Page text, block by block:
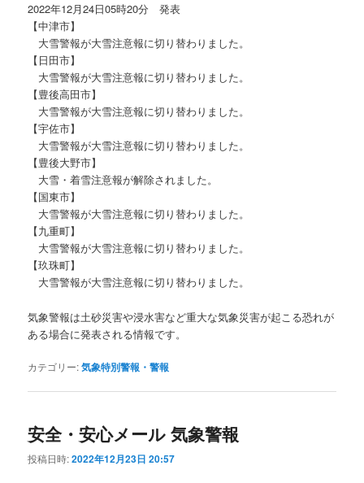
2022年12月24日05時20分 発表
【中津市】
大雪警報が大雪注意報に切り替わりました。
【日田市】
大雪警報が大雪注意報に切り替わりました。
【豊後高田市】
大雪警報が大雪注意報に切り替わりました。
【宇佐市】
大雪警報が大雪注意報に切り替わりました。
【豊後大野市】
大雪・着雪注意報が解除されました。
【国東市】
大雪警報が大雪注意報に切り替わりました。
【九重町】
大雪警報が大雪注意報に切り替わりました。
【玖珠町】
大雪警報が大雪注意報に切り替わりました。
気象警報は土砂災害や浸水害など重大な気象災害が起こる恐れが
ある場合に発表される情報です。
カテゴリー:気象特別警報・警報
安全・安心メール 気象警報
投稿日時:2022年12月23日 20:57